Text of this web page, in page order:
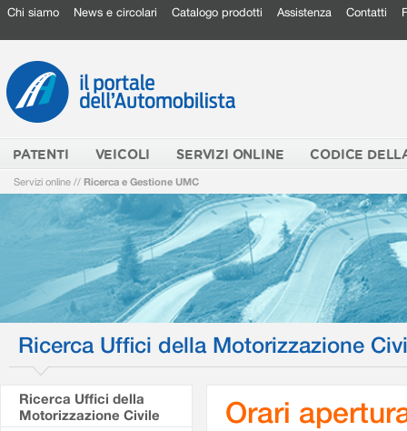
Chi siamo News e circolari Catalogo prodotti Assistenza Contatti
PATENTI VEICOLI SERVIZI ONLINE CODICE
Servizi online // Ricerca e Gestione UMC
Ricerca Uffici della Motorizzazione
Ricerca Uffici della
Motorizzazione Civile
Orari